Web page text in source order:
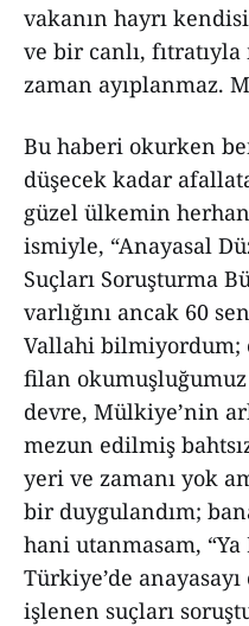
vakanın hayrı
ve bir canlı,
zaman ayıplanmaz.
Bu haberi okurken
düşecek kadar
güzel ülkemin
ismiyle, “Anayasal
Suçları Soruşturma
varlığını ancak 60
Vallahi bilmiyordum;
filan
devre, Mülkiye’nin
mezun edilmiş
yeri ve zamanı yok
bir duygulandım;
hani utanmasam,
Türkiye’de
işlenen suçları